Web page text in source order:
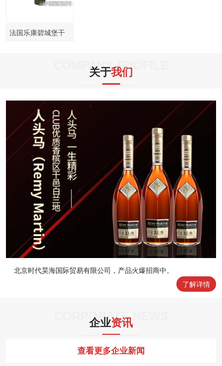
法国乐康碧城堡干
COMPANY PROFILE
关于我们
北京时代昊海国际贸易有限公司，产品火爆招商中。
了解详情
CORPORATE NEWS
企业资讯
查看更多企业新闻